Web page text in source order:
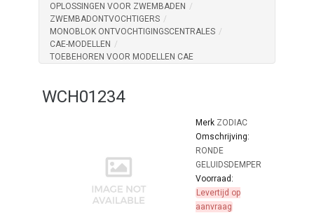
OPLOSSINGEN VOOR ZWEMBADEN /
ZWEMBADONTVOCHTIGERS /
MONOBLOK ONTVOCHTIGINGSCENTRALES /
CAE-MODELLEN /
TOEBEHOREN VOOR MODELLEN CAE
WCH01234
Merk ZODIAC
Omschrijving:
RONDE
GELUIDSDEMPER
Voorraad:
Levertijd op
aanvraag